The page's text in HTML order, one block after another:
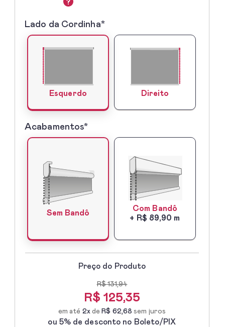
3º
Comando
Lado da Cordinha*
Esquerdo Direito
5º
Acabamentos*
Sem Bandô
Com Bandô
+ R$ 89,90 m
Preço do Produto
R$ 131,94
R$ 125,35
em até 2xde R$ 62,68 sem juros
ou 5% de desconto no Boleto/PIX